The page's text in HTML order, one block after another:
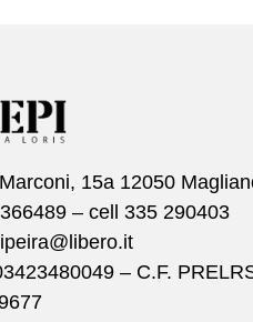
15a 12050
– cell 335 290403
– C.F.